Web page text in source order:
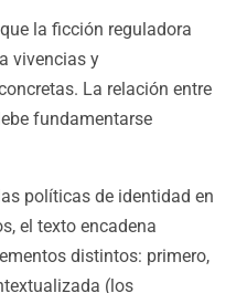
la ficción reguladora
vivencias y
La relación entre
fundamentarse
políticas de identidad en
el texto encadena
distintos: primero,
(los